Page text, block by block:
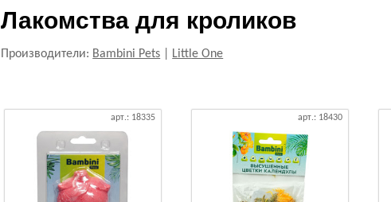
Лакомства для кроликов
Производители: Bambini Pets Little One
арт.: 18335 арт.: 18430